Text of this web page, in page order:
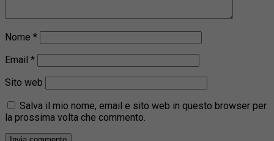
Nome *
Email *
Sito web
Salva il mio nome, email e sito web in questo browser per
la prossima volta che commento.